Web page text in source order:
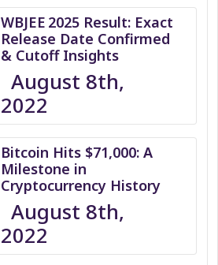
WBJEE 2025 Result: Exact
Release Date Confirmed
& Cutoff Insights
August 8th,
2022
Bitcoin Hits $71,000: A
Milestone in
Cryptocurrency History
August 8th,
2022